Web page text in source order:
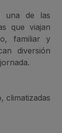
una de las
que viajan
familiar y
diversión
climatizadas